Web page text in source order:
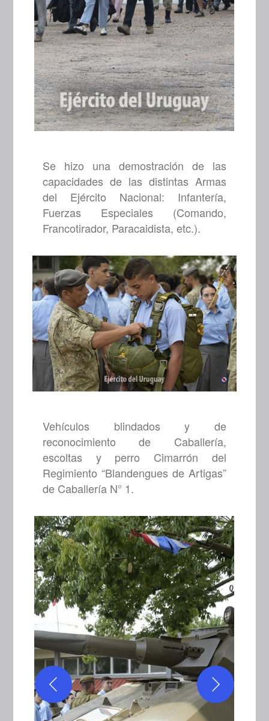
Se hizo una demostración de las
capacidades de las distintas Armas
del Ejército Nacional: Infantería,
Fuerzas Especiales (Comando,
Francotirador, Paracaidista, etc.).
Vehículos blindados y de
reconocimiento de Caballería,
escoltas y perro Cimarrón del
Regimiento “Blandengues de Artigas”
de Caballería N° 1.